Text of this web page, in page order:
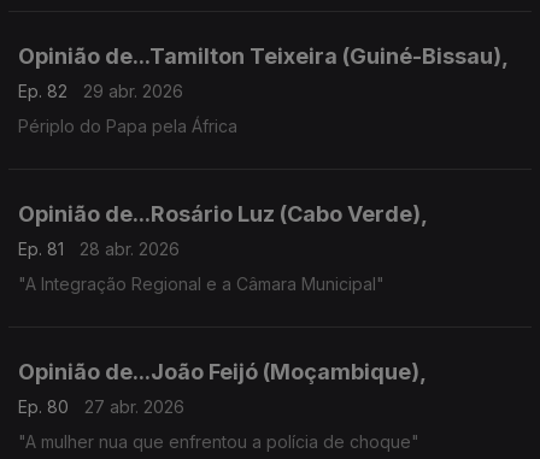
Opinião de...Tamilton Teixeira (Guiné-Bissau),
Ep. 82
29 abr. 2026
Périplo do Papa pela África
Opinião de...Rosário Luz (Cabo Verde),
Ep. 81
28 abr. 2026
"A Integração Regional e a Câmara Municipal"
Opinião de...João Feijó (Moçambique),
Ep. 80
27 abr. 2026
"A mulher nua que enfrentou a polícia de choque"